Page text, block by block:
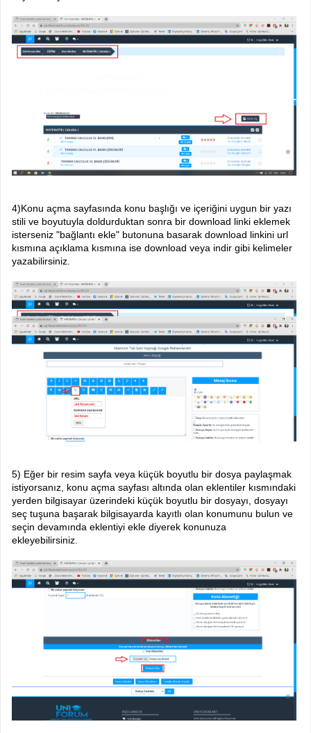
4)Konu açma sayfasında konu başlığı ve içeriğini uygun bir yazı
stili ve boyutuyla doldurduktan sonra bir download linki eklemek
isterseniz "bağlantı ekle" butonuna basarak download linkini url
kısmına açıklama kısmına ise download veya indir gibi kelimeler
yazabilirsiniz.
5) Eğer bir resim sayfa veya küçük boyutlu bir dosya paylaşmak
istiyorsanız, konu açma sayfası altında olan eklentiler kısmındaki
yerden bilgisayar üzerindeki küçük boyutlu bir dosyayı, dosyayı
seç tuşuna başarak bilgisayarda kayıtlı olan konumunu bulun ve
seçin devamında eklentiyi ekle diyerek konunuza
ekleyebilirsiniz.